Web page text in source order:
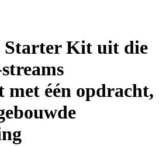
Starter Kit uit die
met één opdracht,